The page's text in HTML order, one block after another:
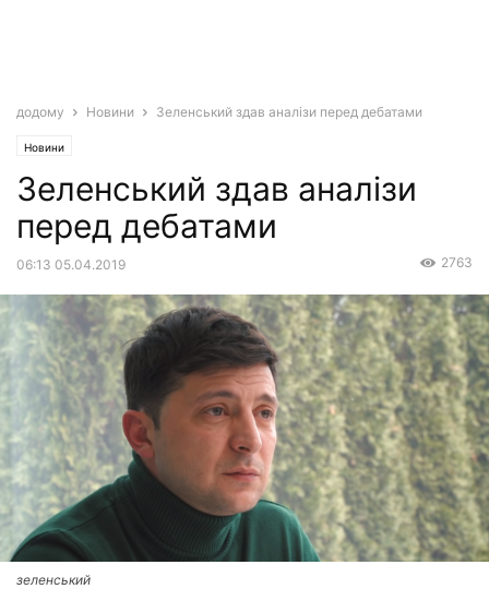
додому Новини Зеленський здав аналізи перед дебатами
Новини
Зеленський здав аналізи
перед дебатами
06:13 05.04.2019 2763
зеленський